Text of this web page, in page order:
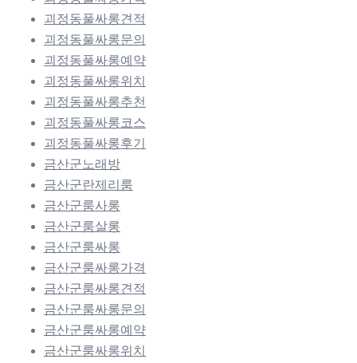
괴정동풀싸롱견적
괴정동풀싸롱문의
괴정동풀싸롱예약
괴정동풀싸롱위치
괴정동풀싸롱추천
괴정동풀싸롱코스
괴정동풀싸롱후기
금산군노래방
금산군란제리룸
금산군룸사롱
금산군룸살롱
금산군룸싸롱
금산군룸싸롱가격
금산군룸싸롱견적
금산군룸싸롱문의
금산군룸싸롱예약
금산군룸싸롱위치